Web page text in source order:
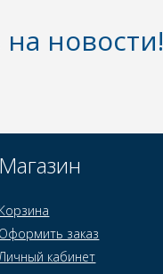
новости!
Магазин
Корзина
Оформить заказ
кабинет